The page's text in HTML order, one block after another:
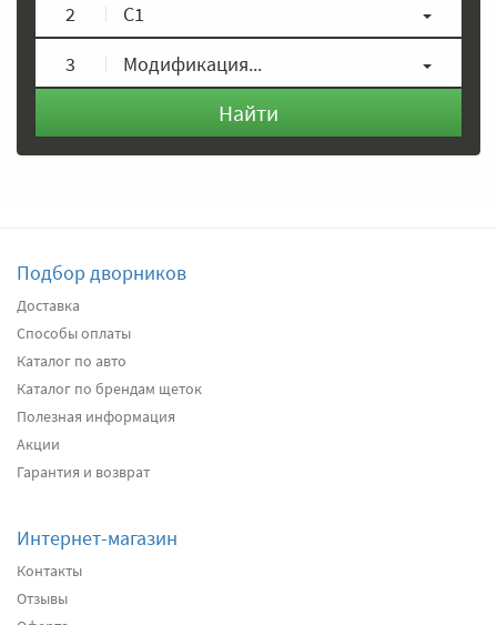
2
C1
3
Модификация...
Найти
Подбор дворников
Доставка
Способы оплаты
Каталог по авто
Каталог по брендам щеток
Полезная информация
Акции
Гарантия и возврат
Интернет-магазин
Контакты
Отзывы